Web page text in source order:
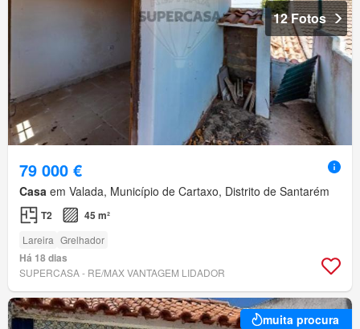
12 Fotos
79 000 €
Casa em Valada, Município de Cartaxo, Distrito de Santarém
T2 45 m²
Lareira Grelhador
Há 18 dias
SUPERCASA - RE/MAX VANTAGEM LIDADOR
muita procura